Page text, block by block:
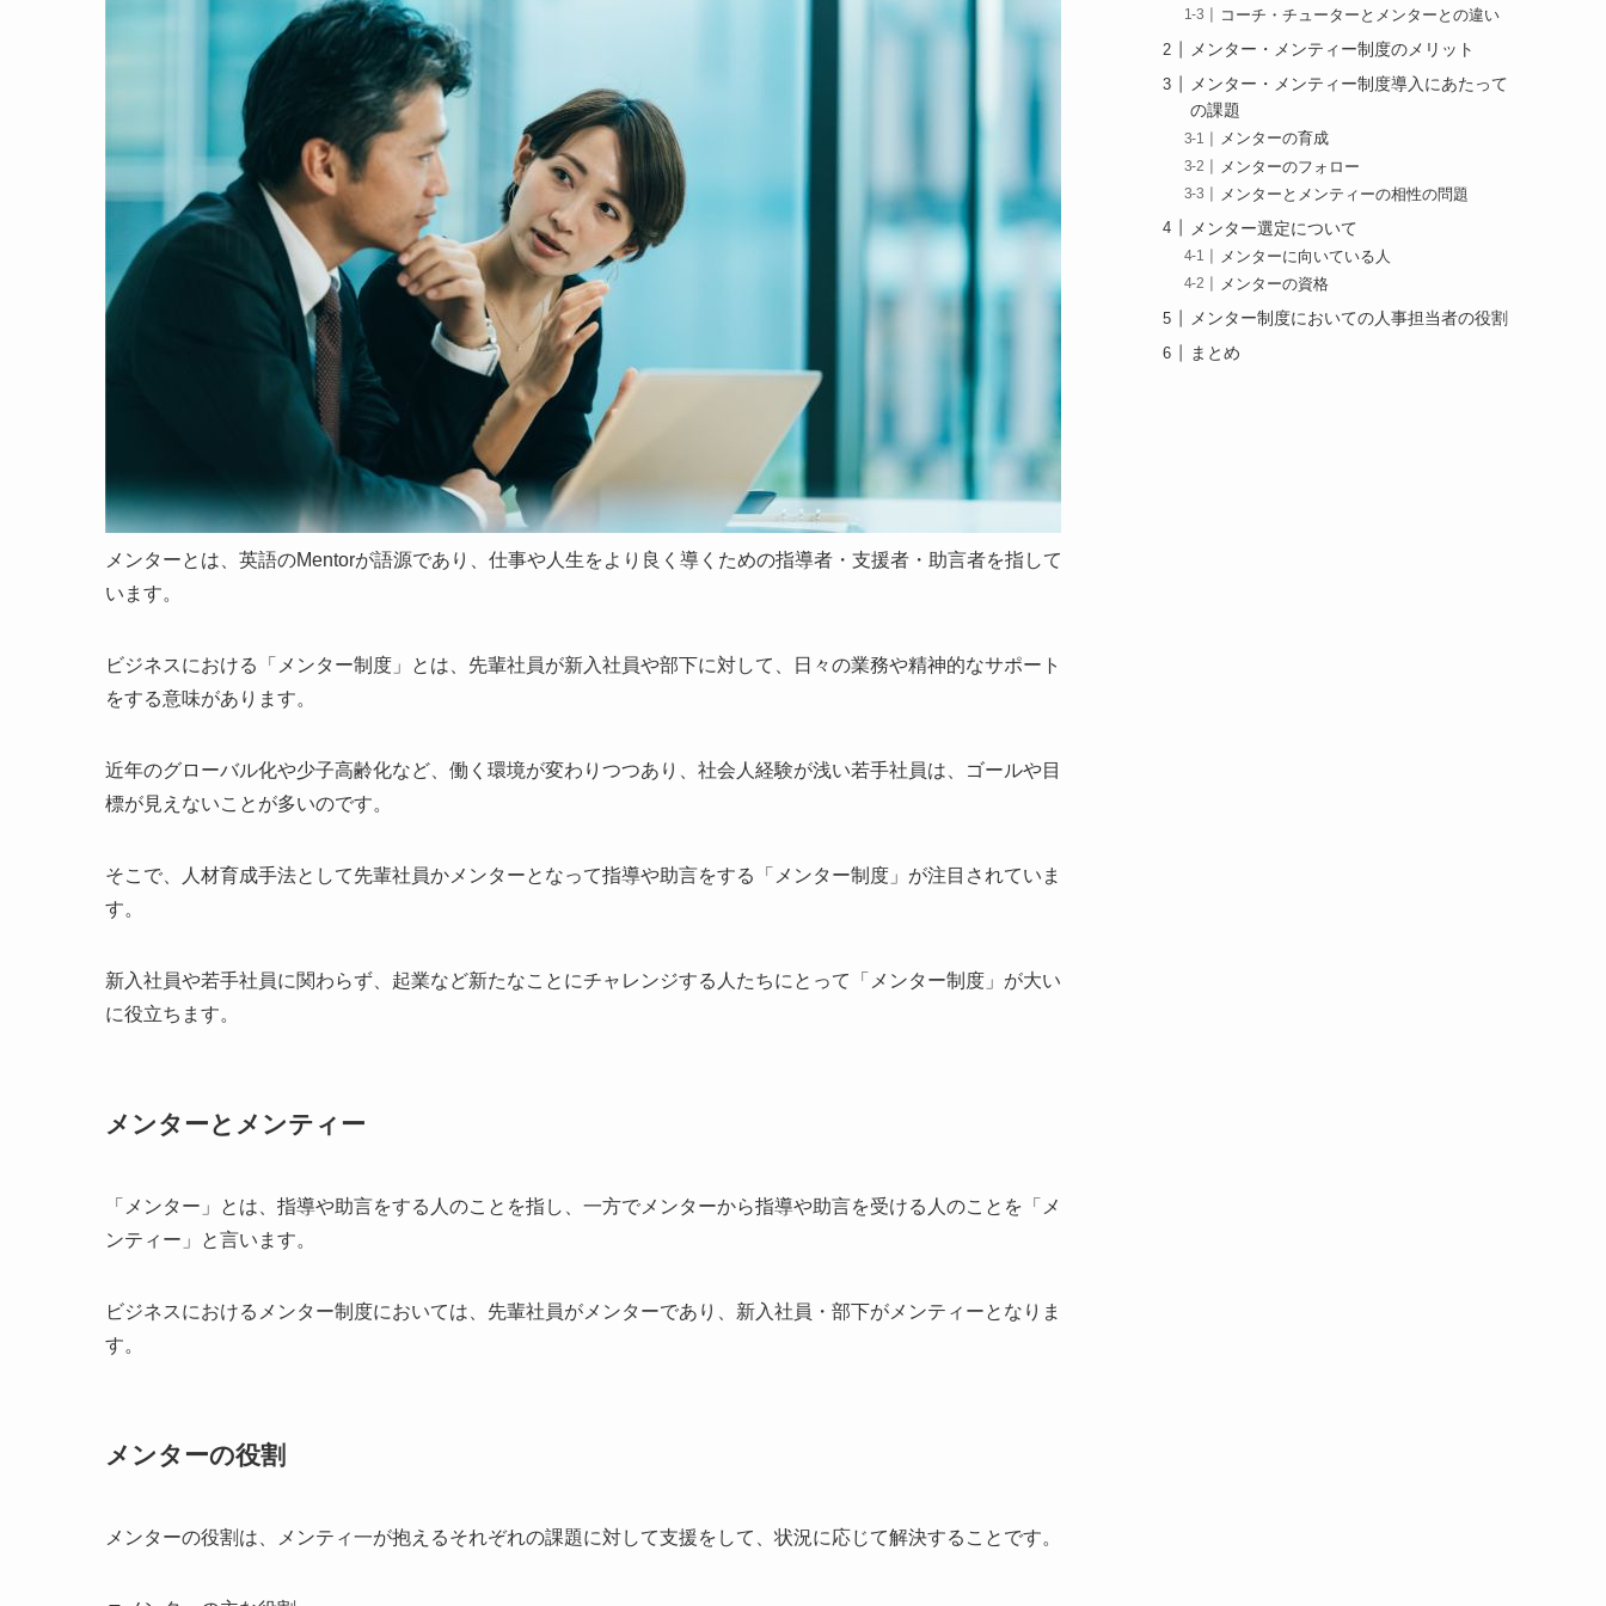
メンターとは、英語のMentorが語源であり、仕事や人生をより良く導くための指導者・支援者・助言者を指して
います。
ビジネスにおける「メンター制度」とは、先輩社員が新入社員や部下に対して、日々の業務や精神的なサポート
をする意味があります。
近年のグローバル化や少子高齢化など、働く環境が変わりつつあり、社会人経験が浅い若手社員は、ゴールや目
標が見えないことが多いのです。
そこで、人材育成手法として先輩社員かメンターとなって指導や助言をする「メンター制度」が注目されていま
す。
新入社員や若手社員に関わらず、起業など新たなことにチャレンジする人たちにとって「メンター制度」が大い
に役立ちます。
メンターとメンティー
「メンター」とは、指導や助言をする人のことを指し、一方でメンターから指導や助言を受ける人のことを「メ
ンティー」と言います。
ビジネスにおけるメンター制度においては、先輩社員がメンターであり、新入社員・部下がメンティーとなりま
す。
メンターの役割
メンターの役割は、メンティ一が抱えるそれぞれの課題に対して支援をして、状況に応じて解決することです。
コーチ・チューターとメンターとの違い
メンター・メンティー制度のメリット
メンター・メンティー制度導入にあたって
の課題
メンターの育成
メンターのフォロー
メンターとメンティーの相性の問題
メンター選定について
メンターに向いている人
メンターの資格
メンター制度においての人事担当者の役割
まとめ